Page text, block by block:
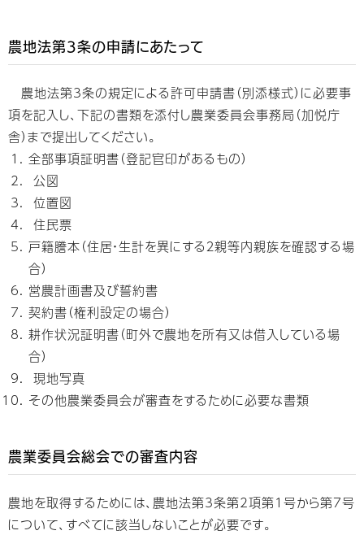
農地法第3条の申請にあたって
農地法第3条の規定による許可申請書（別添様式）に必要事
項を記入し、下記の書類を添付し農業委員会事務局（加悦庁
舎）まで提出してください。
全部事項証明書（登記官印があるもの）
公図
位置図
住民票
戸籍謄本（住居・生計を異にする２親等内親族を確認する場
合）
営農計画書及び誓約書
契約書（権利設定の場合）
耕作状況証明書（町外で農地を所有又は借入している場
合）
現地写真
その他農業委員会が審査をするために必要な書類
農業委員会総会での審査内容
農地を取得するためには、農地法第3条第2項第1号から第7号
について、すべてに該当しないことが必要です。